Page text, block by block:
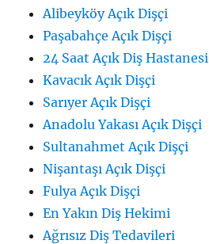
Alibeyköy Açık Dişçi
Paşabahçe Açık Dişçi
24 Saat Açık Diş Hastanesi
Kavacık Açık Dişçi
Sarıyer Açık Dişçi
Anadolu Yakası Açık Dişçi
Sultanahmet Açık Dişçi
Nişantaşı Açık Dişçi
Fulya Açık Dişçi
En Yakın Diş Hekimi
Ağrısız Diş Tedavileri